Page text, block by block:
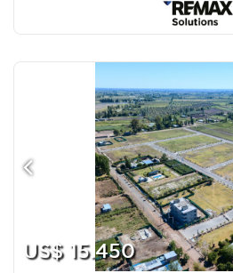
US$ 15.450